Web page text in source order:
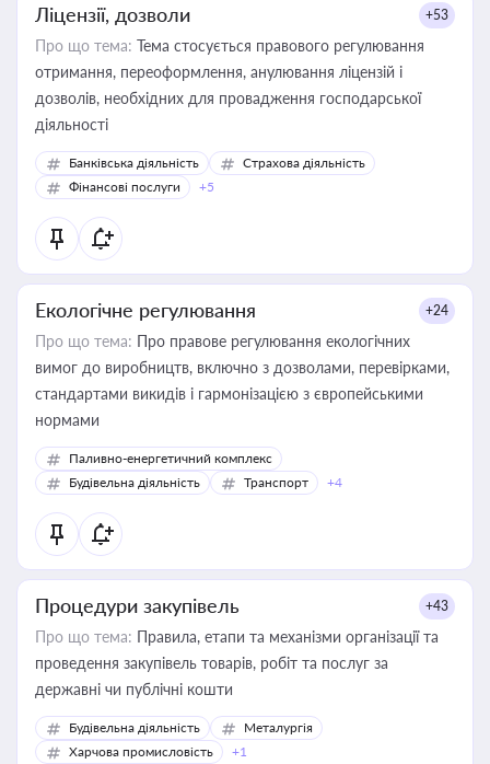
Ліцензії, дозволи +53
Про що тема: Тема стосується правового регулювання
отримання, переоформлення, анулювання ліцензій і
дозволів, необхідних для провадження господарської
діяльності
Банківська діяльність
Страхова діяльність
Фінансові послуги
+5
Екологічне регулювання +24
Про що тема: Про правове регулювання екологічних
вимог до виробництв, включно з дозволами, перевірками,
стандартами викидів і гармонізацією з європейськими
нормами
Паливно-енергетичний комплекс
Будівельна діяльність
Транспорт +4
Процедури закупівель +43
Про що тема: Правила, етапи та механізми організації та
проведення закупівель товарів, робіт та послуг за
державні чи публічні кошти
Будівельна діяльність
Металургія
Харчова промисловість
+1